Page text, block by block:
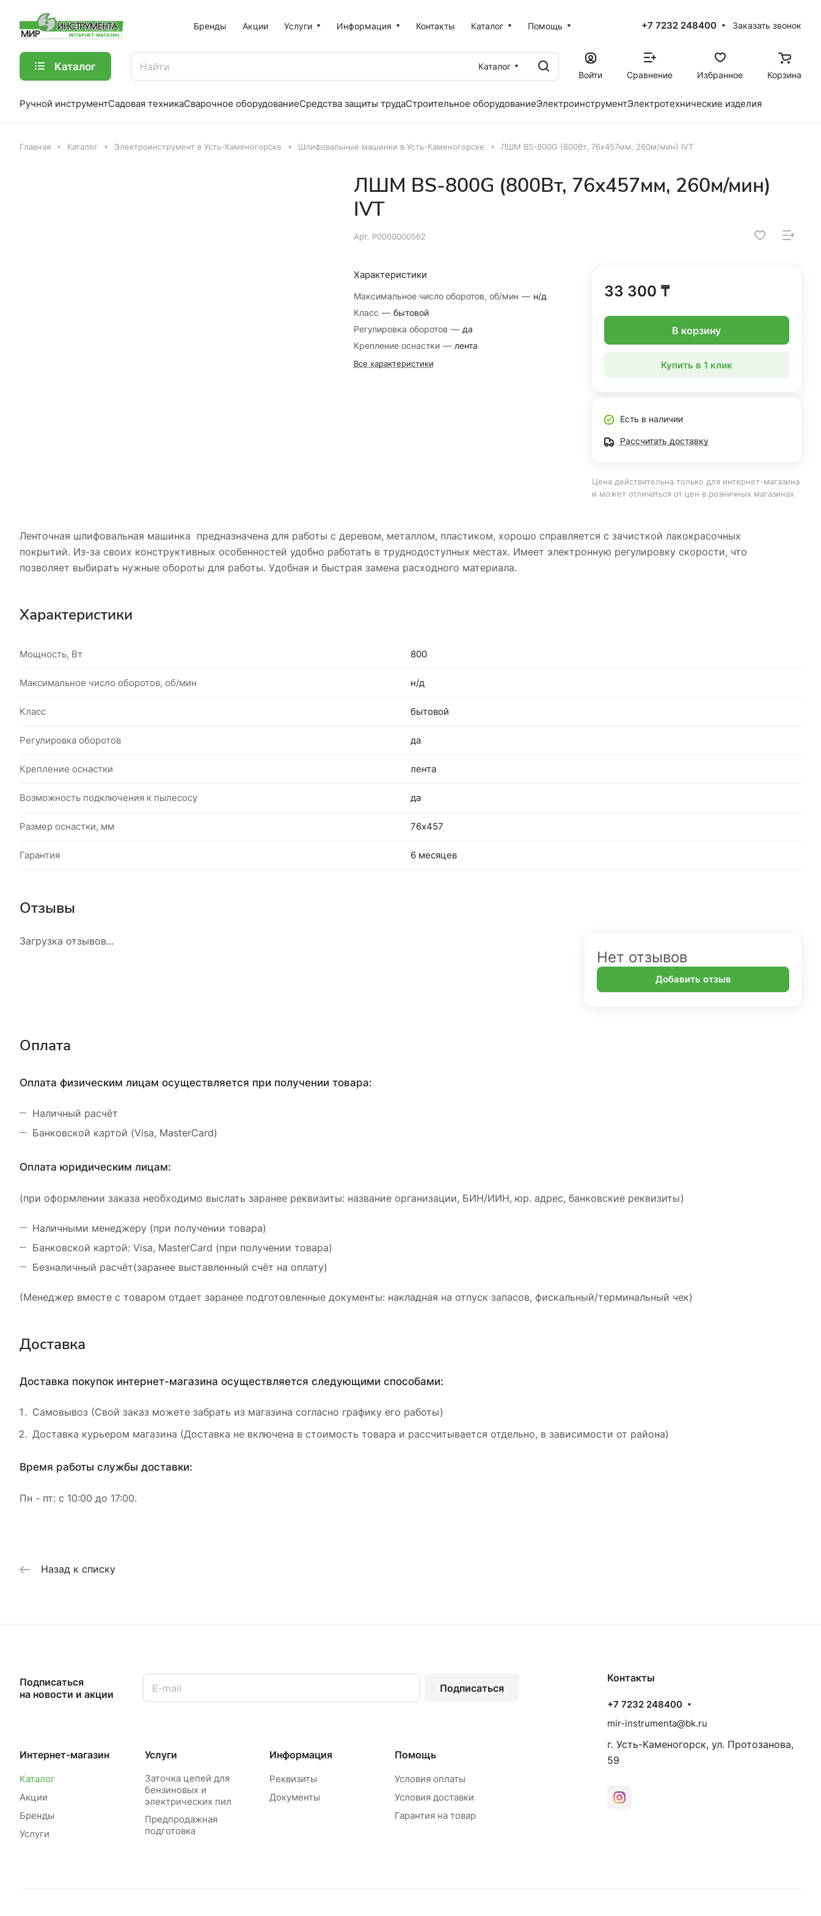
Бренды Акции Услуги Информация Контакты Каталог Помощь +7 7232 248400 Заказать звонок
Каталог
Каталог
Войти
Сравнение Избранное Корзина
Ручной инструментСадовая техникаСварочное оборудованиеСредства защиты трудаСтроительное оборудованиеЭлектроинструментЭлектротехнические изделия
Главная Каталог Электроинструмент в Усть-Каменогорске Шлифовальные машинки в Усть-Каменогорске ЛШМ BS-800G (800Вт, 76х457мм, 260м/мин) IVT
ЛШМ BS-800G (800Вт, 76х457мм, 260м/мин)
IVT
Арт. Р0000000562
Характеристики
Максимальное число оборотов, об/мин — н/д
Класс — бытовой
Регулировка оборотов — да
Крепление оснастки — лента
Все характеристики
33 300 ₸
В корзину
Купить в 1 клик
Есть в наличии
Рассчитать доставку
Цена действительна только для интернет-магазина
и может отличаться от цен в розничных магазинах
Ленточная шлифовальная машинка предназначена для работы с деревом, металлом, пластиком, хорошо справляется с зачисткой лакокрасочных
покрытий. Из-за своих конструктивных особенностей удобно работать в труднодоступных местах. Имеет электронную регулировку скорости, что
позволяет выбирать нужные обороты для работы. Удобная и быстрая замена расходного материала.
Характеристики
Мощность, Вт 800
Максимальное число оборотов, об/мин н/д
Класс бытовой
Регулировка оборотов да
Крепление оснастки лента
Возможность подключения к пылесосу да
Размер оснастки, мм 76х457
Гарантия 6 месяцев
Отзывы
Загрузка отзывов...
Нет отзывов
Добавить отзыв
Оплата
Оплата физическим лицам осуществляется при получении товара:
Наличный расчёт
Банковской картой (Visa, MasterCard)
Оплата юридическим лицам:
(при оформлении заказа необходимо выслать заранее реквизиты: название организации, БИН/ИИН, юр. адрес, банковские реквизиты)
Наличными менеджеру (при получении товара)
Банковской картой: Visa, MasterCard (при получении товара)
Безналичный расчёт(заранее выставленный счёт на оплату)
(Менеджер вместе с товаром отдает заранее подготовленные документы: накладная на отпуск запасов, фискальный/терминальный чек)
Доставка
Доставка покупок интернет-магазина осуществляется следующими способами:
Самовывоз (Свой заказ можете забрать из магазина согласно графику его работы)
Доставка курьером магазина (Доставка не включена в стоимость товара и рассчитывается отдельно, в зависимости от района)
Время работы службы доставки:
Пн - пт: с 10:00 до 17:00.
Назад к списку
Подписаться
на новости и акции
Подписаться
Интернет-магазин
Каталог
Акции
Бренды
Услуги
Услуги
Заточка цепей для
бензиновых и
электрических пил
Предпродажная
подготовка
Информация
Реквизиты
Документы
Помощь
Условия оплаты
Условия доставки
Гарантия на товар
Контакты
+7 7232 248400
mir-instrumenta@bk.ru
г. Усть-Каменогорск, ул. Протозанова,
59